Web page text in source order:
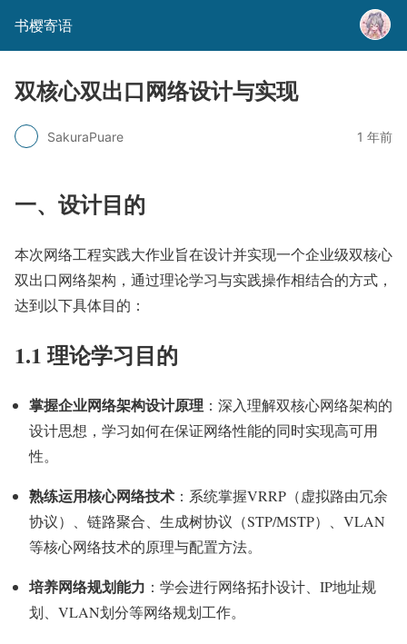
书樱寄语
双核心双出口网络设计与实现
SakuraPuare 1 年前
一、设计目的
本次网络工程实践大作业旨在设计并实现一个企业级双核心
双出口网络架构，通过理论学习与实践操作相结合的方式，
达到以下具体目的：
1.1 理论学习目的
掌握企业网络架构设计原理 ：深入理解双核心网络架构的
设计思想，学习如何在保证网络性能的同时实现高可用
性。
熟练运用核心网络技术 ：系统掌握VRRP（虚拟路由冗余
协议）、链路聚合、生成树协议（STP/MSTP）、VLAN
等核心网络技术的原理与配置方法。
培养网络规划能力 ：学会进行网络拓扑设计、IP地址规
划、VLAN划分等网络规划工作。